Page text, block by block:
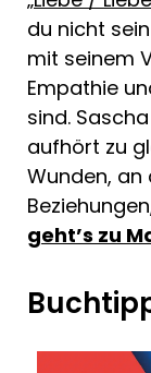
du nicht
mit seinem
Empathie
sind.
aufhört zu
Wunden, an
geht’s zu